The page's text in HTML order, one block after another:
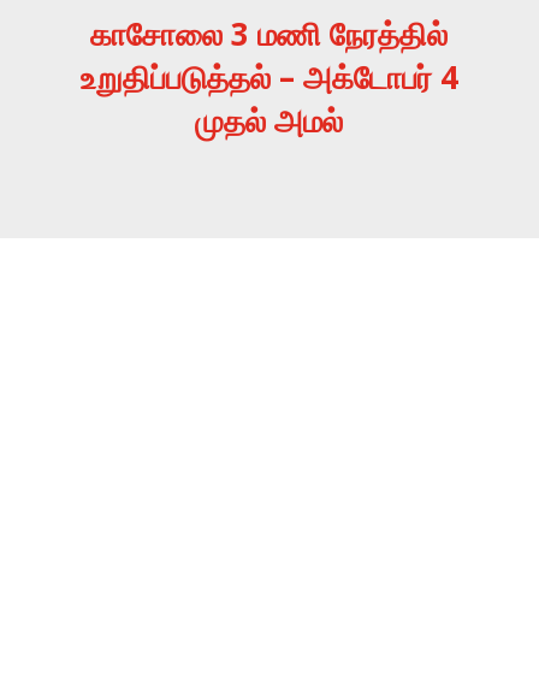
காசோலை 3 மணி நேரத்தில்
உறுதிப்படுத்தல் – அக்டோபர் 4
முதல் அமல்